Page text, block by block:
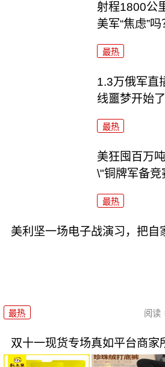
射程1800公
美军“焦虑”吗
最热
1.3万俄军直
线噩梦开始了
最热
美狂囤百万
\"铜牌军备竞
最热
美利坚一场电子战演习，把自
最热 阅读
双十一现货专场真如平台商家